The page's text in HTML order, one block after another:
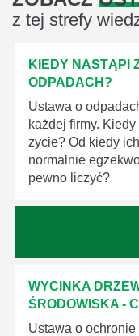
z tej strefy
KIEDY NASTĄPI
ODPADACH?
Ustawa o
każdej firmy.
życie? Od kiedy
normalnie
pewno liczyć?
WYCINKA
ŚRODOWISKA -
Ustawa o